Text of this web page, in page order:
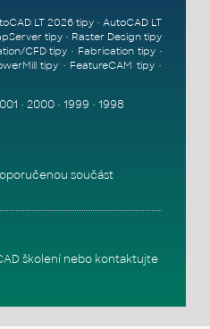
LT 2026 tipy •AutoCAD LT
tipy• Raster Design tipy
CFD tipy • Fabrication tipy•
tipy • FeatureCAM tipy•
• 2000• 1999 • 1998
součást
školenínebo kontaktujte